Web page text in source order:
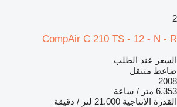
2
CompAir C 210 TS - 12 - N - R
السعر عند الطلب
ضاغط متنقل
2008
6.353 متر / ساعة
القدرة الإنتاجية 21.000 لتر / دقيقة